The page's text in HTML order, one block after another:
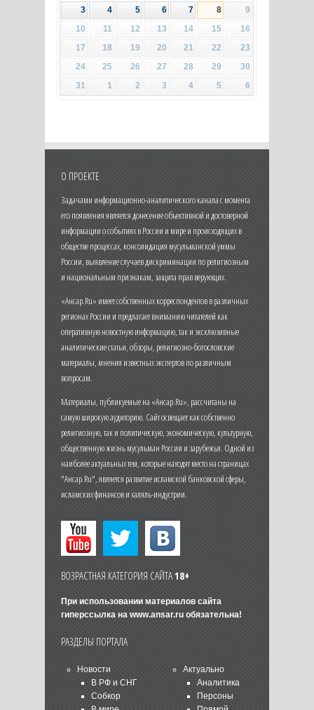
3
4 5 6 7 8
9
10
11 12 13 14 15
16
17
18 19 20 21 22
23
24
25 26 27 28 29
30
31
1 2 3 4 5 6
О ПРОЕКТЕ
Задачами информационно-аналитического канала с момента
его появления является донесение объективной и достоверной
информации о событиях в России и мире и происходящих в
обществе процессах, консолидация мусульманской уммы
России, выявление случаев дискриминации по религиозным
и национальным признакам, защита прав верующих.
«Ансар.Ru» имеет собственных корреспондентов в различных
регионах России и предлагает вниманию читателей как
оперативную новостную информацию, так и эксклюзивные
аналитические статьи, обзоры, религиозно-богословские
материалы, мнения известных экспертов по различным
вопросам.
Материалы, публикуемые на «Ансар.Ru», рассчитаны на
самую широкую аудиторию. Сайт освещает как собственно
религиозную, так и политическую, экономическую, культурную,
общественную жизнь мусульман России и зарубежья. Одной из
наиболее актуальных тем, которые находят место на страницах
"Ансар.Ru", является развитие исламской банковской сферы,
исламских финансов и халяль-индустрии.
ВОЗРАСТНАЯ КАТЕГОРИЯ САЙТА18+
При использовании материалов сайта
гиперссылка на www.ansar.ruобязательна!
РАЗДЕЛЫ ПОРТАЛА
Новости
В РФ и СНГ
Собкор
Актуально
Аналитика
Персоны